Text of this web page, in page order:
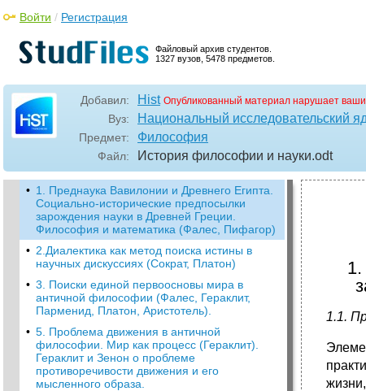
Файловый архив студентов.
1327 вузов, 5478 предметов.
Войти / Регистрация
Добавил: Hist Опубликованный материал нарушает ваши
Вуз: Национальный исследовательский
Предмет: Философия
Файл: История философии и науки.odt
• 1. Преднаука Вавилонии и Древнего Египта.
Социально-исторические предпосылки
зарождения науки в Древней Греции.
Философия и математика (Фалес, Пифагор)
• 2.Диалектика как метод поиска истины в
научных дискуссиях (Сократ, Платон)
• 3. Поиски единой первоосновы мира в
античной философии (Фалес, Гераклит,
Парменид, Платон, Аристотель).
• 5. Проблема движения в античной
философии. Мир как процесс (Гераклит).
Гераклит и Зенон о проблеме
противоречивости движения и его
мысленного образа.
1.1.